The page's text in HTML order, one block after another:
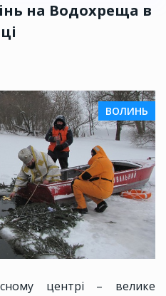
на Водохреща в
ВОЛИНЬ
центрі – велике